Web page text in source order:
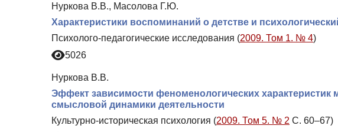
Нуркова В.В., Масолова Г.Ю.
Характеристики воспоминаний о детстве и
Психолого-педагогические исследования (2009. Том 1. № 4)
5026
Нуркова В.В.
Эффект зависимости феноменологических характеристик
смысловой динамики деятельности
Культурно-историческая психология (2009. Том 5. № 2 С. 60–67)